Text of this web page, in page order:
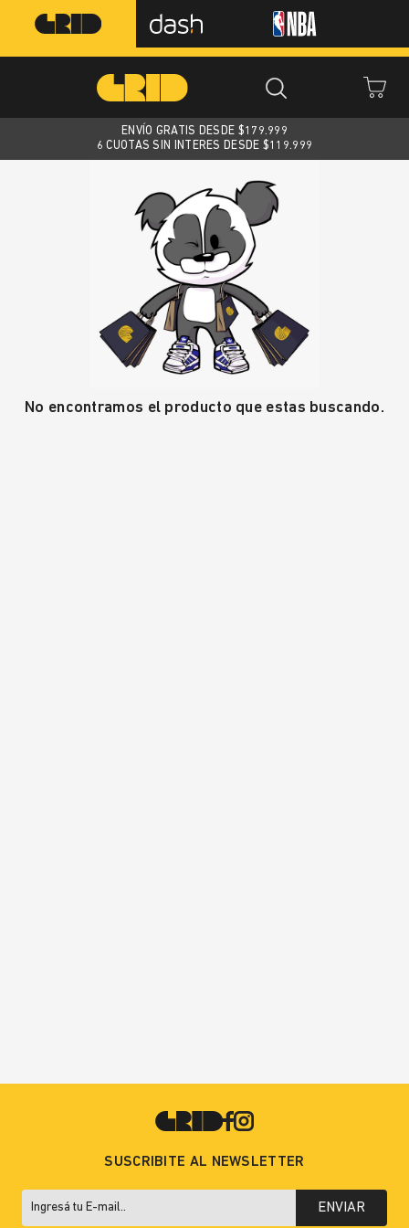
ENVÍO GRATIS DESDE $179.999
6 CUOTAS SIN INTERES DESDE $119.999
No encontramos el producto que estas buscando.
SUSCRIBITE AL NEWSLETTER
ENVIAR